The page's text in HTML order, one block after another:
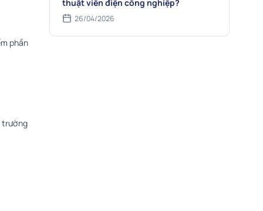
phần
trường
thuật viên điện công nghiệp?
26/04/2026